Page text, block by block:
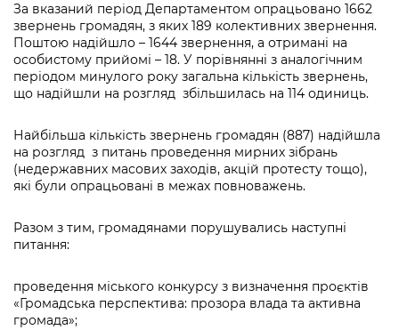
За вказаний період Департаментом опрацьовано 1662
звернень громадян, з яких 189 колективних звернення.
Поштою надійшло – 1644 звернення, а отримані на
особистому прийомі – 18. У порівнянні з аналогічним
періодом минулого року загальна кількість звернень,
що надійшли на розгляд збільшилась на 114 одиниць.
Найбільша кількість звернень громадян (887) надійшла
на розгляд з питань проведення мирних зібрань
(недержавних масових заходів, акцій протесту тощо),
які були опрацьовані в межах повноважень.
Разом з тим, громадянами порушувались наступні
питання:
проведення міського конкурсу з визначення проєктів
«Громадська перспектива: прозора влада та активна
громада»;